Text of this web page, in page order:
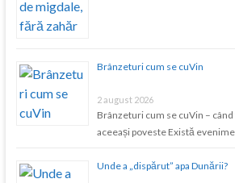
Brânzeturi cum se cuVin
2 august 2026
Brânzeturi cum se cuVin – când
aceeași poveste Există
Unde a „dispărut” apa Dunării?